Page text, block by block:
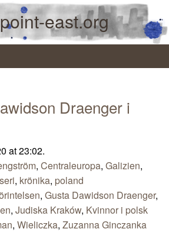
east.org
Draenger i
at 23:02.
, Centraleuropa, Galizien,
, krönika, poland
, Gusta Dawidson Draenger,
, Judiska Kraków, Kvinnor i polsk
, Wieliczka, Zuzanna Ginczanka